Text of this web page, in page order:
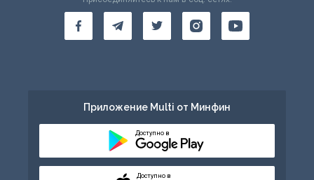
Приложение Multi от Минфин
Доступно в
Доступно в